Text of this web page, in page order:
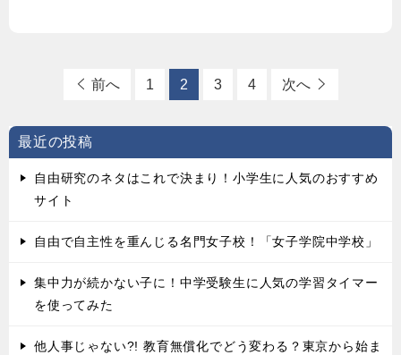
前へ 1 2 3 4 次へ
最近の投稿
自由研究のネタはこれで決まり！小学生に人気のおすすめ
サイト
自由で自主性を重んじる名門女子校！「女子学院中学校」
集中力が続かない子に！中学受験生に人気の学習タイマー
を使ってみた
他人事じゃない?! 教育無償化でどう変わる？東京から始ま